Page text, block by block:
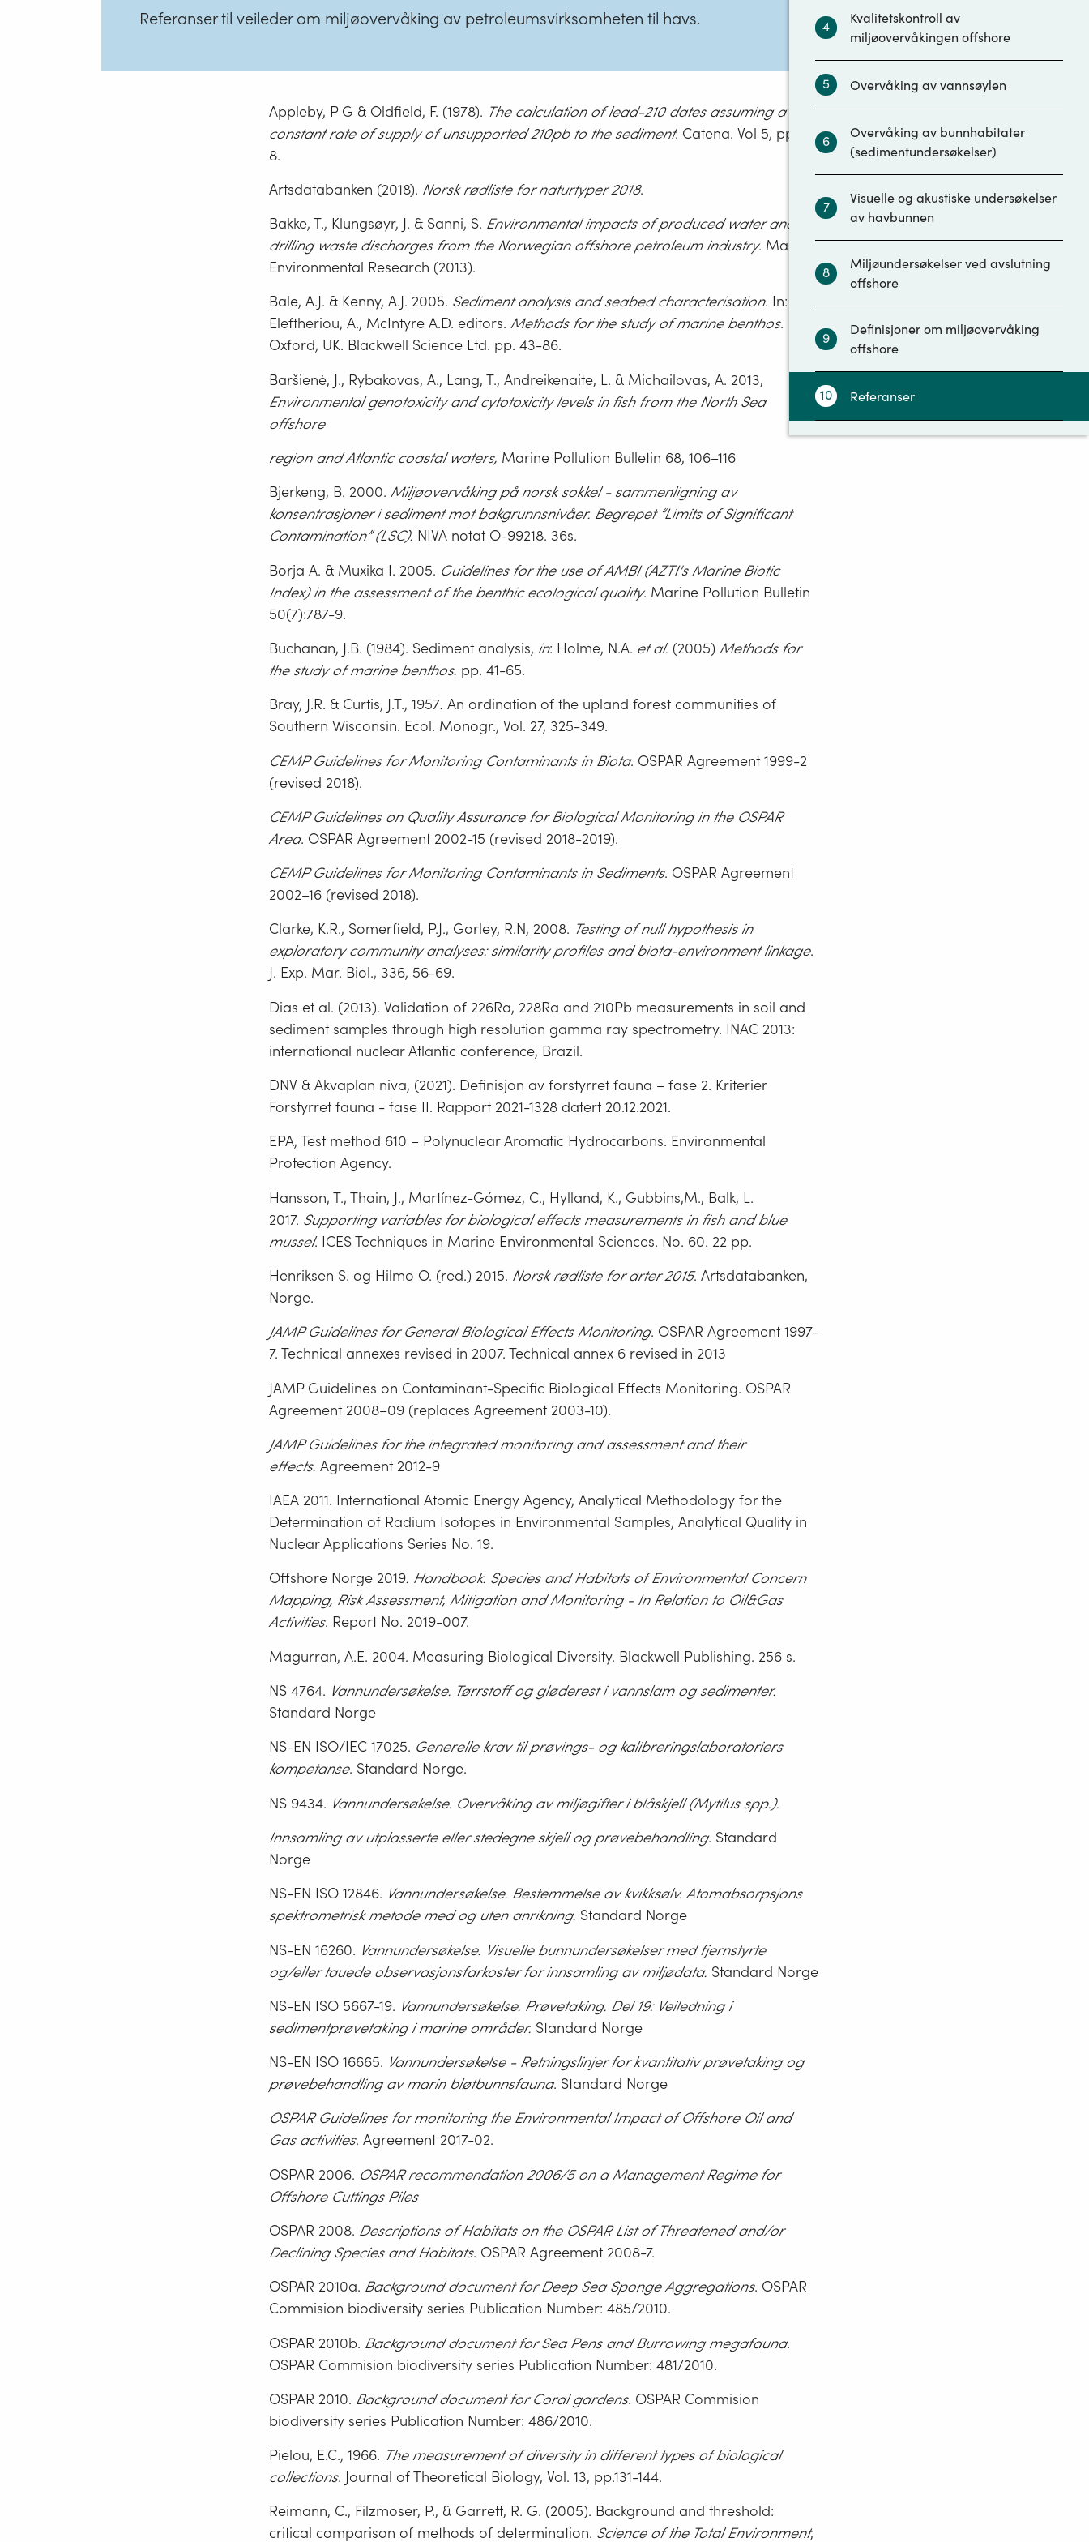
4
Kvalitetskontroll av
miljøovervåkingen offshore
5 Overvåking av vannsøylen
6
Overvåking av bunnhabitater
(sedimentundersøkelser)
7
Visuelle og akustiske undersøkelser
av havbunnen
8
Miljøundersøkelser ved avslutning
offshore
9
Definisjoner om miljøovervåking
offshore
10 Referanser
Referanser til veileder om miljøovervåking av petroleumsvirksomheten til havs.
Appleby, P G & Oldfield, F. (1978). The calculation of lead-210 dates assuming a
constant rate ofsupply of unsupported 210pb to the sediment. Catena. Vol 5, pp. 1-
8.
Artsdatabanken (2018). Norsk rødliste for naturtyper 2018.
Bakke, T., Klungsøyr, J. & Sanni, S. Environmental impacts of produced water and
drilling waste discharges from the Norwegian offshore petroleum industry. Marine
Environmental Research (2013).
Bale, A.J. & Kenny, A.J. 2005. Sediment analysis and seabed characterisation. In:
Eleftheriou, A., McIntyre A.D. editors. Methods for the study of marine benthos.
Oxford, UK. Blackwell Science Ltd. pp. 43-86.
Baršienė, J., Rybakovas, A., Lang, T., Andreikenaite, L. & Michailovas, A. 2013,
Environmental genotoxicity and cytotoxicity levels in fish from the North Sea
offshore
region and Atlantic coastal waters, Marine Pollution Bulletin 68, 106–116
Bjerkeng, B. 2000. Miljøovervåking på norsk sokkel - sammenligning av
konsentrasjoner isediment mot bakgrunnsnivåer. Begrepet “Limits of Significant
Contamination” (LSC). NIVA notat O-99218. 36s.
Borja A. & Muxika I. 2005. Guidelines for the use of AMBI (AZTI's Marine Biotic
Index) in the assessment of the benthic ecological quality. Marine Pollution Bulletin
50(7):787-9.
Buchanan, J.B. (1984). Sediment analysis, in: Holme, N.A. et al.(2005) Methods for
the study ofmarine benthos. pp. 41-65.
Bray, J.R. & Curtis, J.T., 1957. An ordination of the upland forest communities of
Southern Wisconsin. Ecol. Monogr., Vol. 27, 325-349.
CEMP Guidelines for Monitoring Contaminants in Biota. OSPAR Agreement 1999-2
(revised 2018).
CEMP Guidelines on Quality Assurance for Biological Monitoring in the OSPAR
Area. OSPAR Agreement 2002-15 (revised 2018-2019).
CEMP Guidelines for Monitoring Contaminants in Sediments. OSPAR Agreement
2002–16 (revised 2018).
Clarke, K.R., Somerfield, P.J., Gorley, R.N, 2008. Testing of null hypothesis in
exploratory community analyses: similarity profiles and biota-environment linkage.
J. Exp. Mar. Biol., 336, 56-69.
Dias et al. (2013). Validation of 226Ra, 228Ra and 210Pb measurements in soil and
sediment samples through high resolution gamma ray spectrometry. INAC 2013:
international nuclear Atlantic conference, Brazil.
DNV & Akvaplan niva, (2021). Definisjon av forstyrret fauna – fase 2. Kriterier
Forstyrret fauna - fase II. Rapport 2021-1328 datert 20.12.2021.
EPA, Test method 610 – Polynuclear Aromatic Hydrocarbons. Environmental
Protection Agency.
Hansson, T., Thain, J., Martínez-Gómez, C., Hylland, K., Gubbins,M., Balk, L.
2017. Supporting variables for biological effects measurements in fish and blue
mussel. ICES Techniques in Marine Environmental Sciences. No. 60. 22 pp.
Henriksen S. og Hilmo O. (red.) 2015. Norsk rødliste for arter 2015. Artsdatabanken,
Norge.
JAMP Guidelines for General Biological Effects Monitoring. OSPAR Agreement 1997-
7. Technical annexes revised in 2007. Technical annex 6 revised in 2013
JAMP Guidelines on Contaminant-Specific Biological Effects Monitoring. OSPAR
Agreement 2008–09 (replaces Agreement 2003-10).
JAMP Guidelines for the integrated monitoring and assessment and their
effects. Agreement 2012-9
IAEA 2011. International Atomic Energy Agency, Analytical Methodology for the
Determination of Radium Isotopes in Environmental Samples, Analytical Quality in
Nuclear Applications Series No. 19.
Offshore Norge 2019. Handbook. Species and Habitats of Environmental Concern
Mapping, Risk Assessment, Mitigation and Monitoring - In Relation to Oil&Gas
Activities. Report No. 2019-007.
Magurran, A.E. 2004. Measuring Biological Diversity. Blackwell Publishing. 256 s.
NS 4764. Vannundersøkelse. Tørrstoff og gløderest i vannslam og sedimenter.
Standard Norge
NS-EN ISO/IEC 17025. Generelle krav til prøvings- og kalibreringslaboratoriers
kompetanse. Standard Norge.
NS 9434. Vannundersøkelse. Overvåking av miljøgifter i blåskjell (Mytilus spp.).
Innsamling av utplasserte eller stedegne skjell og prøvebehandling. Standard
Norge
NS-EN ISO 12846. Vannundersøkelse. Bestemmelse av kvikksølv. Atomabsorpsjons
spektrometrisk metode med og uten anrikning. Standard Norge
NS-EN 16260. Vannundersøkelse. Visuelle bunnundersøkelser med fjernstyrte
og/ellertauede observasjonsfarkoster for innsamling av miljødata. Standard Norge
NS-EN ISO 5667-19. Vannundersøkelse. Prøvetaking. Del 19: Veiledning i
sedimentprøvetaking i marine områder. Standard Norge
NS-EN ISO 16665. Vannundersøkelse - Retningslinjer for kvantitativ prøvetaking og
prøvebehandling av marin bløtbunnsfauna. Standard Norge
OSPAR Guidelines for monitoring the Environmental Impact of Offshore Oil and
Gas activities. Agreement 2017-02.
OSPAR 2006. OSPAR recommendation 2006/5 on a Management Regime for
Offshore Cuttings Piles
OSPAR 2008. Descriptions of Habitats on the OSPAR List of Threatened and/or
Declining Species and Habitats. OSPAR Agreement 2008-7.
OSPAR 2010a. Background document for Deep Sea Sponge Aggregations. OSPAR
Commision biodiversity series Publication Number: 485/2010.
OSPAR 2010b. Background document for Sea Pens and Burrowing megafauna.
OSPAR Commision biodiversity series Publication Number: 481/2010.
OSPAR 2010. Background document for Coral gardens. OSPAR Commision
biodiversity series Publication Number: 486/2010.
Pielou, E.C., 1966. The measurement of diversity in different types of biological
collections. Journal of Theoretical Biology, Vol. 13, pp.131-144.
Reimann, C., Filzmoser, P., & Garrett, R. G. (2005). Background and threshold:
critical comparison of methods of determination. Science of the Total Environment,